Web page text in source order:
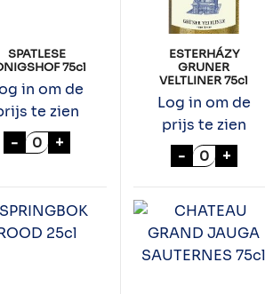
QBA 100cl aantal
SPATLESE
75cl
in om de
te zien
- SPATLESE KONIGSHOF 75cl aantal
+
ESTERHÁZY
GRUNER
VELTLINER 75cl
Log in om de
prijs te zien
-
+